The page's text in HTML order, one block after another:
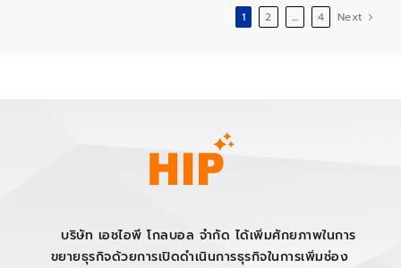
1 2 … 4 Next
บริษัท เอชไอพี โกลบอล จำกัด ได้เพิ่มศักยภาพในการ
ขยายธุรกิจด้วยการเปิดดำเนินการธุรกิจในการเพิ่มช่อง